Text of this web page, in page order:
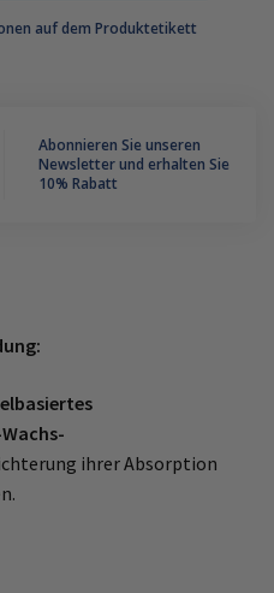
auf dem Produktetikett
Abonnieren Sie unseren
Newsletter und erhalten Sie
10% Rabatt
ihrer Absorption